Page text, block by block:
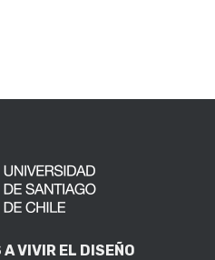
VIVIR EL DISEÑO